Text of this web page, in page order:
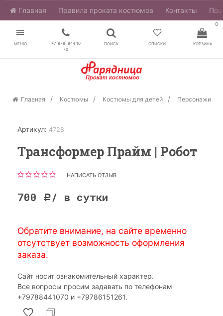
Главная ​Правила проката костюмов Контакты
МЕНЮ
+7(978) 844 10
70
ПОИСК СПИСКИ
0
КОРЗИНА
Главная Костюмы Костюмы для детей Персонажи
Артикул: 4728
Трансформер Прайм | Робот
НАПИСАТЬ ОТЗЫВ
700 Р / в сутки
Обратите внимание, на сайте временно
отсутствует возможность оформления
заказа.
Сайт носит ознакомительный характер.
Все вопросы просим задавать по телефонам
‎+79788441070 и ‎+79786151261.